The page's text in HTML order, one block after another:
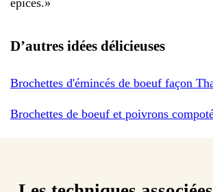
D’autres idées délicieuses
Brochettes d'émincés de boeuf façon
Brochettes de boeuf et poivrons